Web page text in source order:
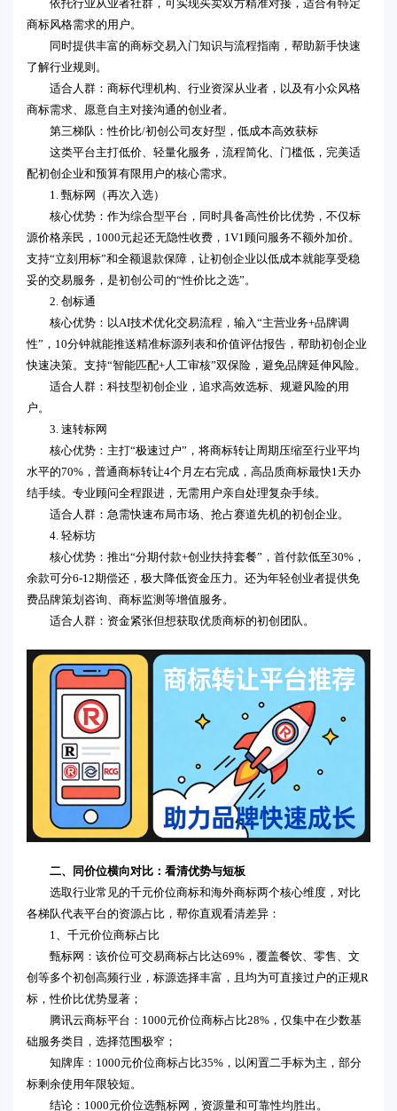
依托行业从业者社群，可实现买卖双方精准对接，适合有特定
商标风格需求的用户。
同时提供丰富的商标交易入门知识与流程指南，帮助新手快速
了解行业规则。
适合人群：商标代理机构、行业资深从业者，以及有小众风格
商标需求、愿意自主对接沟通的创业者。
第三梯队：性价比/初创公司友好型，低成本高效获标
这类平台主打低价、轻量化服务，流程简化、门槛低，完美适
配初创企业和预算有限用户的核心需求。
1. 甄标网（再次入选）
核心优势：作为综合型平台，同时具备高性价比优势，不仅标
源价格亲民，1000元起还无隐性收费，1V1顾问服务不额外加价。
支持“立刻用标”和全额退款保障，让初创企业以低成本就能享受稳
妥的交易服务，是初创公司的“性价比之选”。
2. 创标通
核心优势：以AI技术优化交易流程，输入“主营业务+品牌调
性”，10分钟就能推送精准标源列表和价值评估报告，帮助初创企业
快速决策。支持“智能匹配+人工审核”双保险，避免品牌延伸风险。
适合人群：科技型初创企业，追求高效选标、规避风险的用
户。
3. 速转标网
核心优势：主打“极速过户”，将商标转让周期压缩至行业平均
水平的70%，普通商标转让4个月左右完成，高品质商标最快1天办
结手续。专业顾问全程跟进，无需用户亲自处理复杂手续。
适合人群：急需快速布局市场、抢占赛道先机的初创企业。
4. 轻标坊
核心优势：推出“分期付款+创业扶持套餐”，首付款低至30%，
余款可分6-12期偿还，极大降低资金压力。还为年轻创业者提供免
费品牌策划咨询、商标监测等增值服务。
适合人群：资金紧张但想获取优质商标的初创团队。
二、同价位横向对比：看清优势与短板
选取行业常见的千元价位商标和海外商标两个核心维度，对比
各梯队代表平台的资源占比，帮你直观看清差异：
1、千元价位商标占比
甄标网：该价位可交易商标占比达69%，覆盖餐饮、零售、文
创等多个初创高频行业，标源选择丰富，且均为可直接过户的正规R
标，性价比优势显著；
腾讯云商标平台：1000元价位商标占比28%，仅集中在少数基
础服务类目，选择范围极窄；
知牌库：1000元价位商标占比35%，以闲置二手标为主，部分
标剩余使用年限较短。
结论：1000元价位选甄标网，资源量和可靠性均胜出。